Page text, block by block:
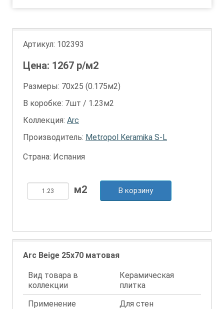
Артикул: 102393
Цена: 1267 р/м2
Размеры: 70х25 (0.175м2)
В коробке: 7шт / 1.23м2
Коллекция: Arc
Производитель: Metropol Keramika S-L
Страна: Испания
В корзину
Arc Beige 25х70 матовая
Вид товара в
коллекции
Керамическая
плитка
Применение
Для стен